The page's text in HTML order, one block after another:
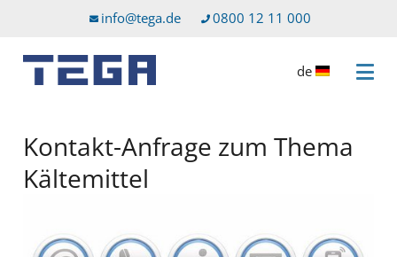
zum Servicemenüinfo@tega.de 0800 12 11 000
Menü
de
Kontakt-Anfrage zum Thema
Kältemittel